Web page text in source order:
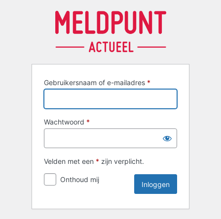
Gebruikersnaam of e-mailadres *
Wachtwoord *
Velden met een * zijn verplicht.
Onthoud mij